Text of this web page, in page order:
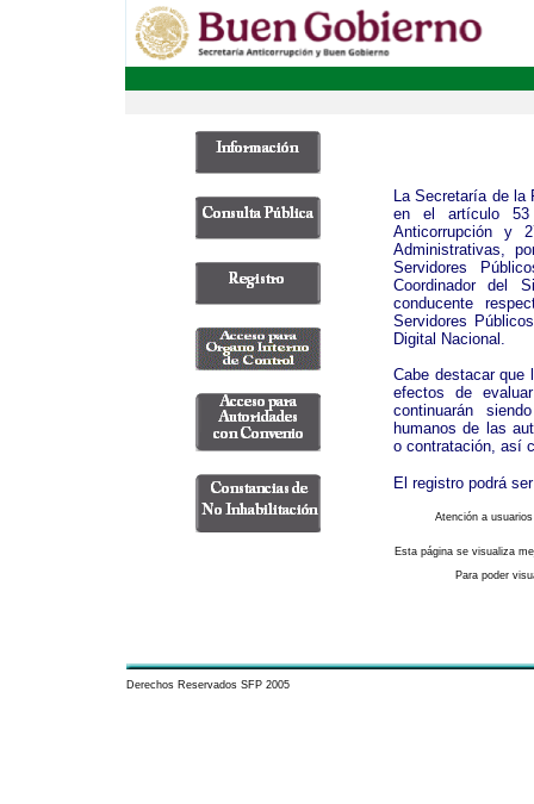
La Secretaría de la
en el artículo 53
Anticorrupción y
Administrativas,
Servidores
Coordinador del
conducente
Servidores
Digital Nacional.
Cabe destacar que
efectos de
continuarán
humanos de las
o contratación, así
El registro podrá
Atención a
Esta página se visualiza
Para poder
Derechos Reservados SFP 2005